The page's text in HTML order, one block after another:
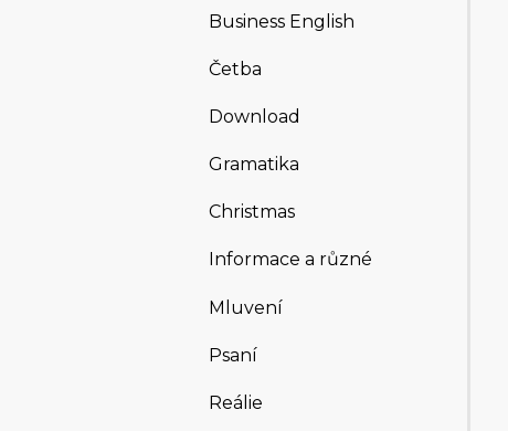
Business English
Četba
Download
Gramatika
Christmas
Informace a různé
Mluvení
Psaní
Reálie